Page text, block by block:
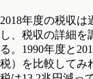
2018年度の税収
し、税収の詳細を
る。1990年度と
税）を比較してみ